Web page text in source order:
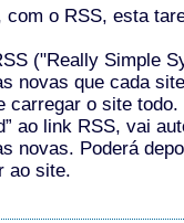
com o RSS, esta
("Really Simple
novas que cada
carregar o site todo.
ao link RSS, vai
novas. Poderá
ao site.